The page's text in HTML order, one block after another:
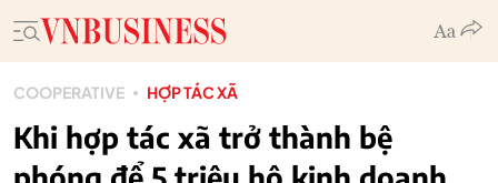
COOPERATIVE HỢP TÁC XÃ
Khi hợp tác xã trở thành bệ